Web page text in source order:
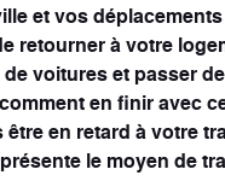
et vos
retourner à votre
voitures et passer
en finir avec
être en retard à votre
le moyen de